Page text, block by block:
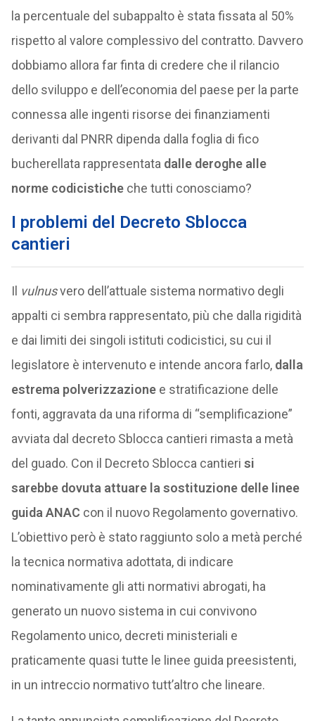
la percentuale del subappalto è stata fissata al 50%
rispetto al valore complessivo del contratto. Davvero
dobbiamo allora far finta di credere che il rilancio
dello sviluppo e dell’economia del paese per la parte
connessa alle ingenti risorse dei finanziamenti
derivanti dal PNRR dipenda dalla foglia di fico
bucherellata rappresentata dalle deroghe alle
norme codicisticheche tutti conosciamo?
I problemi del Decreto Sblocca
cantieri
Il vulnusvero dell’attuale sistema normativo degli
appalti ci sembra rappresentato, più che dalla rigidità
e dai limiti dei singoli istituti codicistici, su cui il
legislatore è intervenuto e intende ancora farlo, dalla
estrema polverizzazionee stratificazione delle
fonti, aggravata da una riforma di “semplificazione”
avviata dal decreto Sblocca cantieri rimasta a metà
del guado. Con il Decreto Sblocca cantieri si
sarebbe dovuta attuare la sostituzione delle linee
guida ANAC con il nuovo Regolamento governativo.
L’obiettivo però è stato raggiunto solo a metà perché
la tecnica normativa adottata, di indicare
nominativamente gli atti normativi abrogati, ha
generato un nuovo sistema in cui convivono
Regolamento unico, decreti ministeriali e
praticamente quasi tutte le linee guida preesistenti,
in un intreccio normativo tutt’altro che lineare.